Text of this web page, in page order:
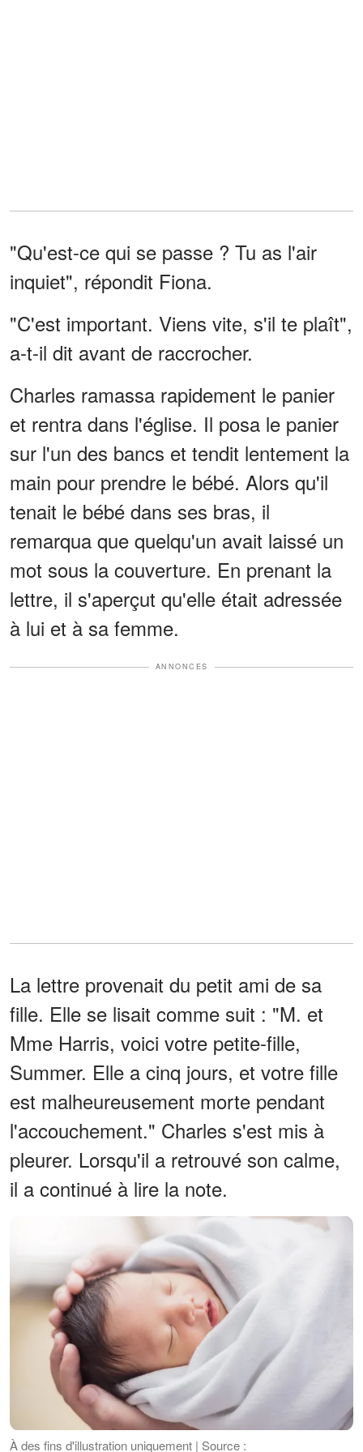
"Qu'est-ce qui se passe ? Tu as l'air
inquiet", répondit Fiona.
"C'est important. Viens vite, s'il te plaît",
a-t-il dit avant de raccrocher.
Charles ramassa rapidement le panier
et rentra dans l'église. Il posa le panier
sur l'un des bancs et tendit lentement la
main pour prendre le bébé. Alors qu'il
tenait le bébé dans ses bras, il
remarqua que quelqu'un avait laissé un
mot sous la couverture. En prenant la
lettre, il s'aperçut qu'elle était adressée
à lui et à sa femme.
ANNONCES
La lettre provenait du petit ami de sa
fille. Elle se lisait comme suit : "M. et
Mme Harris, voici votre petite-fille,
Summer. Elle a cinq jours, et votre fille
est malheureusement morte pendant
l'accouchement." Charles s'est mis à
pleurer. Lorsqu'il a retrouvé son calme,
il a continué à lire la note.
À des fins d'illustration uniquement | Source :